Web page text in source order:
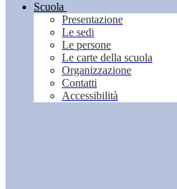
Scuola
Presentazione
Le sedi
Le persone
Le carte della scuola
Organizzazione
Contatti
Accessibilità